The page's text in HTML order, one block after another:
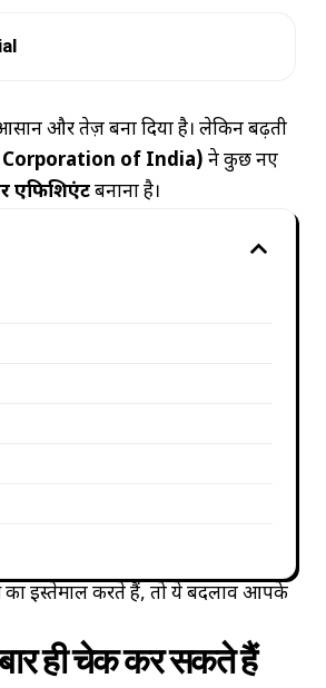
और तेज़ बना दिया है। लेकिन बढ़ती
Corporation of India) ने कुछ नए
एफिशिएंटबनाना है।
इस्तेमाल करते हैं, तो ये बदलाव आपके
ही चेक कर सकते हैं